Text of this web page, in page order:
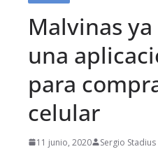
Malvinas
una
para
celular
11 junio, 2020 Sergio Stadius